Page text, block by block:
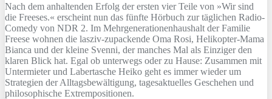
Nach dem anhaltenden Erfolg der ersten vier Teile von »Wir sind
die Freeses.« erscheint nun das fünfte Hörbuch zur täglichen Radio-
Comedy von NDR 2. Im Mehrgenerationenhaushalt der Familie
Freese wohnen die lasziv-zupackende Oma Rosi, Helikopter-Mama
Bianca und der kleine Svenni, der manches Mal als Einziger den
klaren Blick hat. Egal ob unterwegs oder zu Hause: Zusammen mit
Untermieter und Labertasche Heiko geht es immer wieder um
Strategien der Alltagsbewältigung, tagesaktuelles Geschehen und
philosophische Extrempositionen.